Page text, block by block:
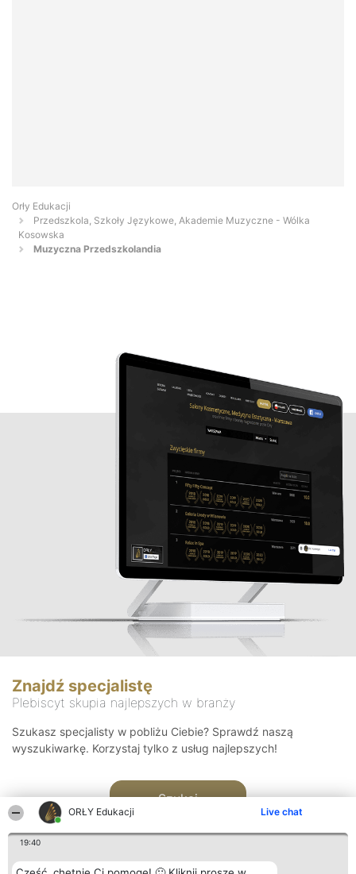
ORŁY Edukacji Live chat
19:40
Orły Edukacji
Przedszkola, Szkoły Językowe, Akademie Muzyczne - Wólka
Kosowska
Muzyczna Przedszkolandia
Znajdź specjalistę
Plebiscyt skupia najlepszych w branży
Szukasz specjalisty w pobliżu Ciebie? Sprawdź naszą
wyszukiwarkę. Korzystaj tylko z usług najlepszych!
Szukaj